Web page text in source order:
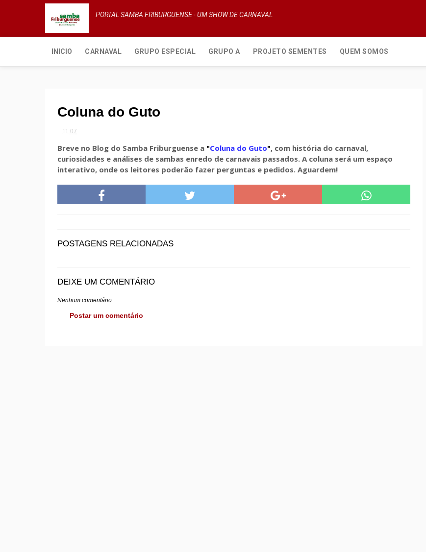
PORTAL SAMBA FRIBURGUENSE - UM SHOW DE CARNAVAL
INICIO CARNAVAL GRUPO ESPECIAL GRUPO A PROJETO SEMENTES QUEM SOMOS
Coluna do Guto
11:07
Breve no Blog do Samba Friburguense a "Coluna do Guto", com história do carnaval,
curiosidades e análises de sambas enredo de carnavais passados. A coluna será um espaço
interativo, onde os leitores poderão fazer perguntas e pedidos. Aguardem!
POSTAGENS RELACIONADAS
DEIXE UM COMENTÁRIO
Nenhum comentário
Postar um comentário